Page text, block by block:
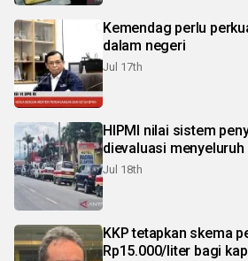
Kemendag perlu
dalam negeri
Jul 17th
HIPMI nilai sistem
dievaluasi menyeluruh
Jul 18th
KKP tetapkan skema
Rp15.000/liter bagi